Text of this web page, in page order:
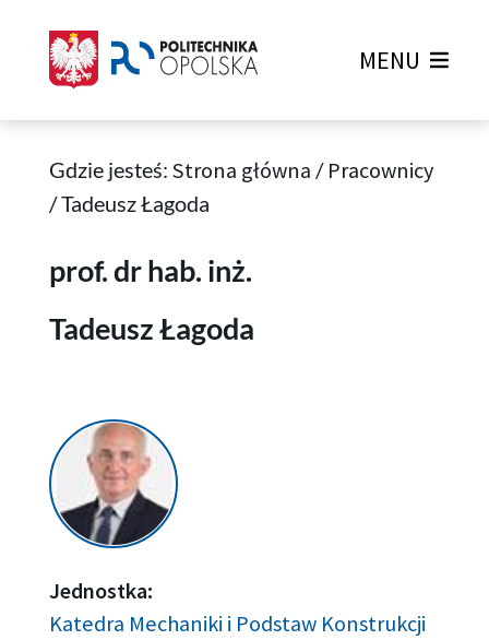
MENU
Gdzie jesteś: Strona główna / Pracownicy
/Tadeusz Łagoda
prof. dr hab. inż.
Tadeusz Łagoda
Jednostka:
Katedra Mechaniki i Podstaw Konstrukcji